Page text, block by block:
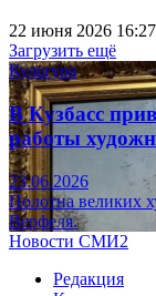
22 июня 2026 16:27
Загрузить ещё
Культура
В Кузбасс
работы
23.06.2026
Полотна великих
Верфеля.
Новости СМИ2
Редакция